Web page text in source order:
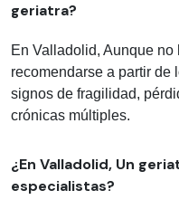
geriatra?
En Valladolid, Aunque
recomendarse a partir de
signos de fragilidad,
crónicas múltiples.
¿En Valladolid, Un
especialistas?